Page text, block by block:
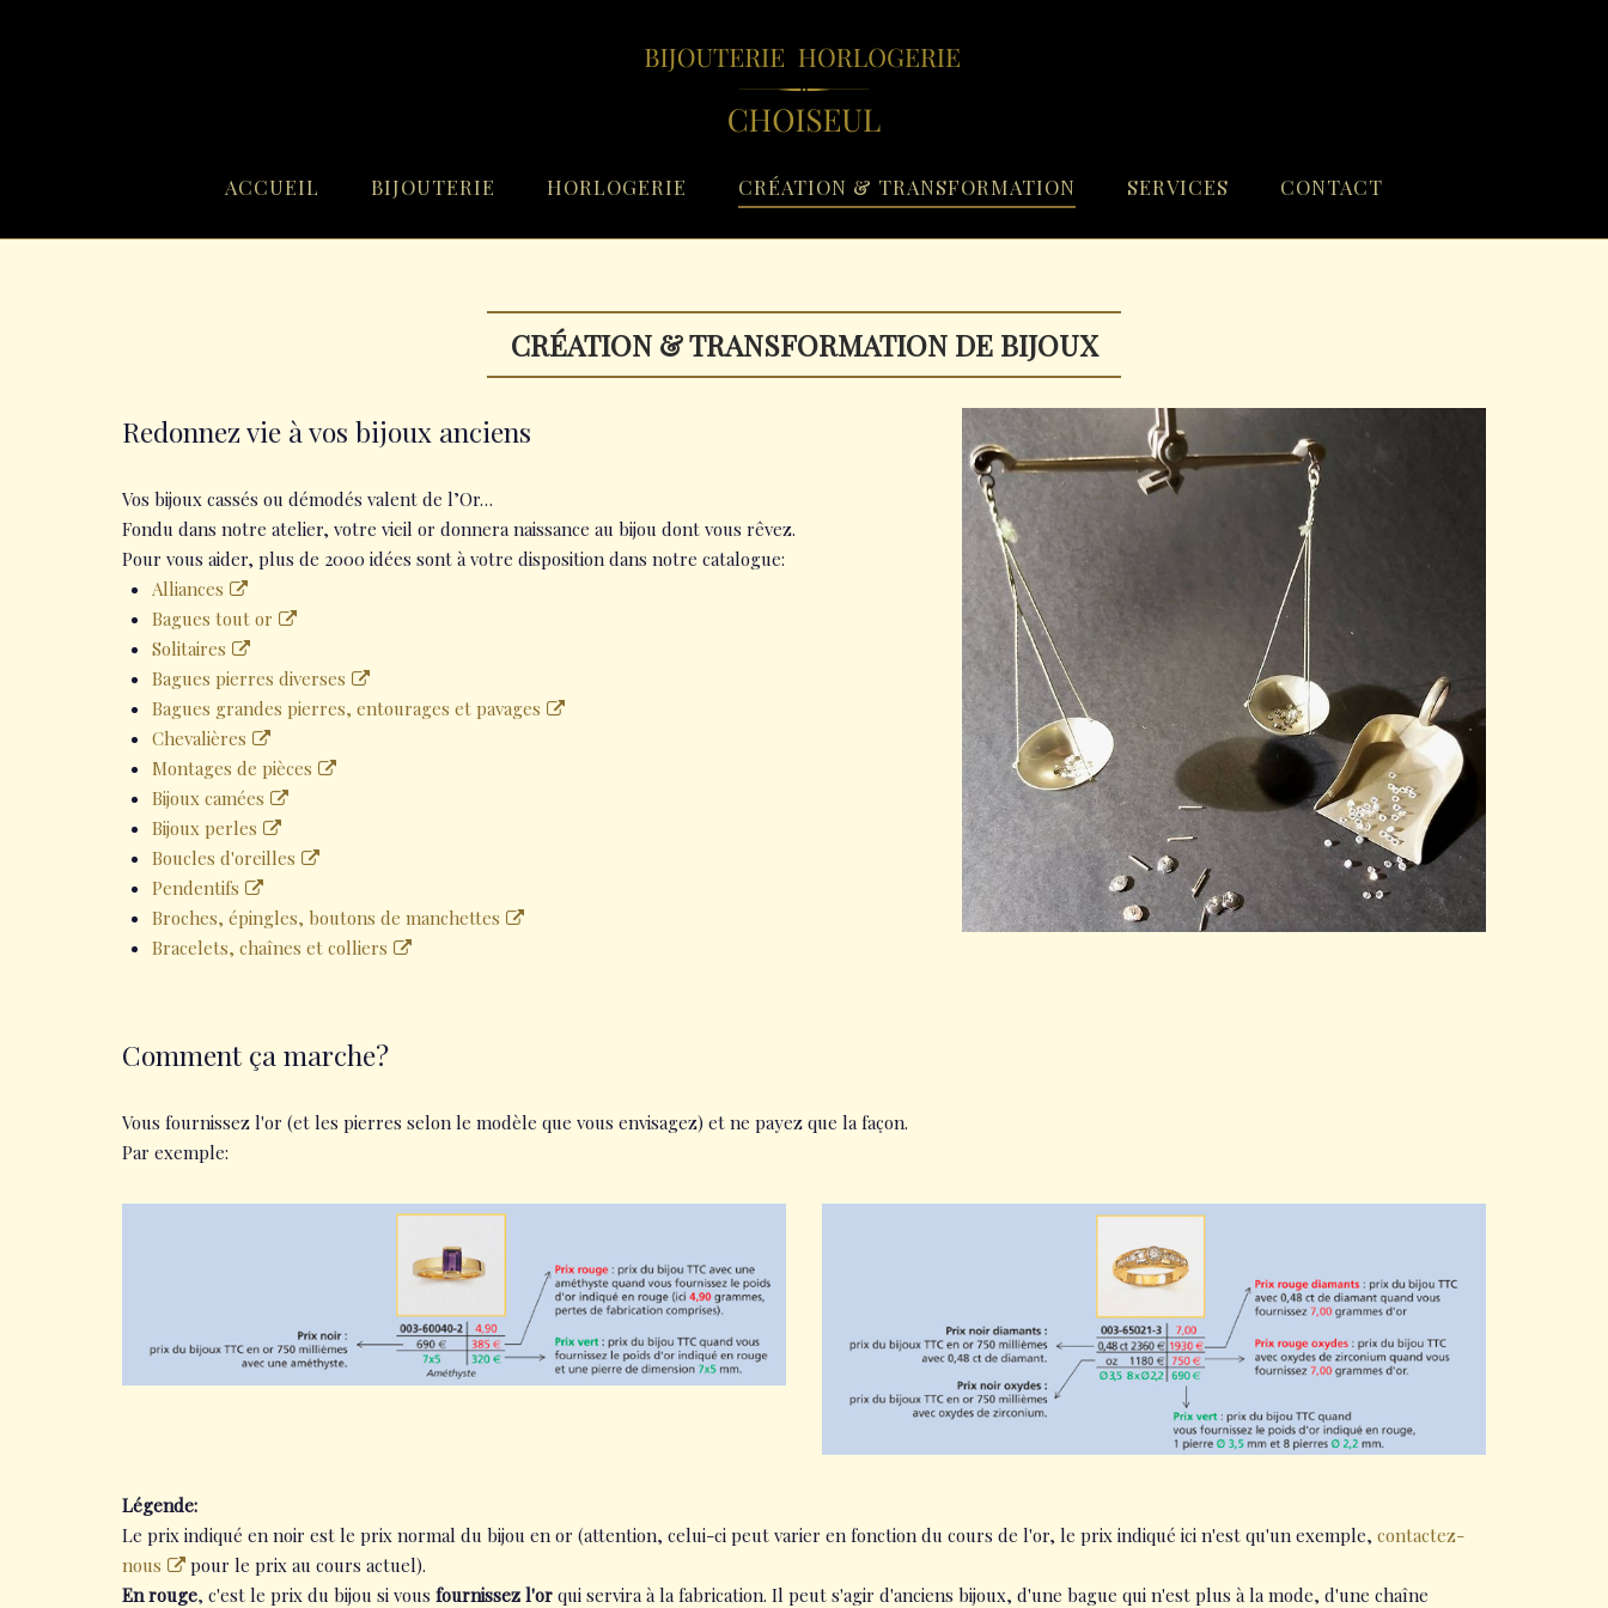
ACCUEIL BIJOUTERIE HORLOGERIE CRÉATION & TRANSFORMATION SERVICES CONTACT
CRÉATION & TRANSFORMATION DE BIJOUX
Redonnez vie à vos bijoux anciens
Vos bijoux cassés ou démodés valent de l’Or…
Fondu dans notre atelier, votre vieil or donnera naissance au bijou dont vous rêvez.
Pour vous aider, plus de 2000 idées sont à votre disposition dans notre catalogue:
Alliances
Bagues tout or
Solitaires
Bagues pierres diverses
Bagues grandes pierres, entourages et pavages
Chevalières
Montages de pièces
Bijoux camées
Bijoux perles
Boucles d'oreilles
Pendentifs
Broches, épingles, boutons de manchettes
Bracelets, chaînes et colliers
Comment ça marche?
Vous fournissez l'or (et les pierres selon le modèle que vous envisagez) et ne payez que la façon.
Par exemple:
Légende:
Le prix indiqué en noir est le prix normal du bijou en or (attention, celui-ci peut varier en fonction du cours de l'or, le prix indiqué ici n'est qu'un exemple, contactez-
nous
pour le prix au cours actuel).
En rouge, c'est le prix du bijou si vous fournissez l'or qui servira à la fabrication. Il peut s'agir d'anciens bijoux, d'une bague qui n'est plus à la mode, d'une chaîne